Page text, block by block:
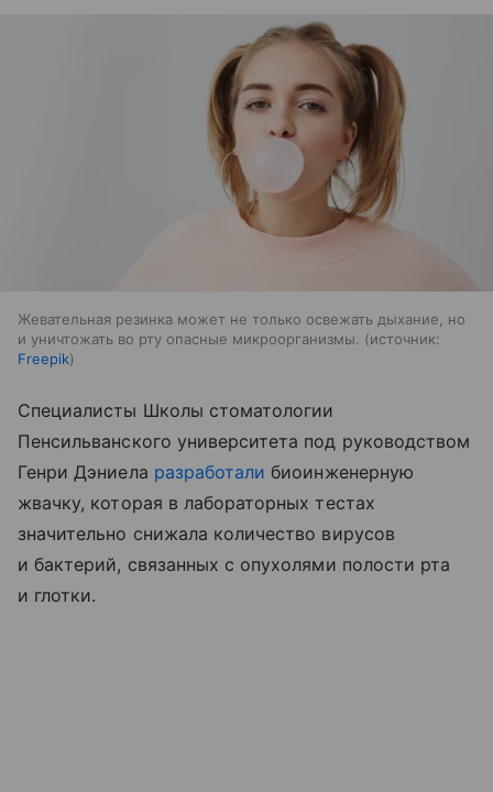
Жевательная резинка может не только освежать дыхание, но
и уничтожать во рту опасные микроорганизмы.
источник:
Freepik
Специалисты Школы стоматологии
Пенсильванского университета под руководством
Генри Дэниела разработали биоинженерную
жвачку, которая в лабораторных тестах
значительно снижала количество вирусов
и бактерий, связанных с опухолями полости рта
и глотки.